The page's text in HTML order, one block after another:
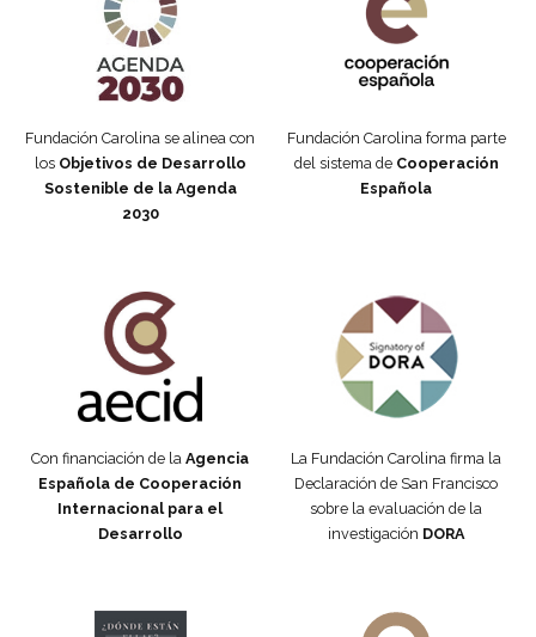
Fundación Carolina se alinea con
los Objetivos de Desarrollo
Sostenible de la Agenda
2030
Fundación Carolina forma parte
del sistema de Cooperación
Española
Con financiación de la Agencia
Española de Cooperación
Internacional para el
Desarrollo
La Fundación Carolina firma la
Declaración de San Francisco
sobre la evaluación de la
investigación DORA